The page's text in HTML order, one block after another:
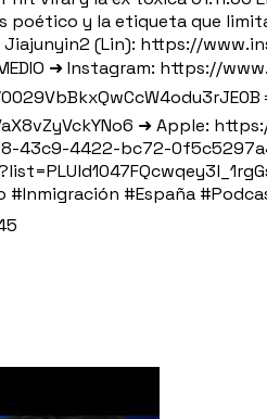
poético y la etiqueta que
(Lin): https://
MEDIO ➜ Instagram:
➜ Apple:
43c9-4422-bc72-
#Inmigración #España